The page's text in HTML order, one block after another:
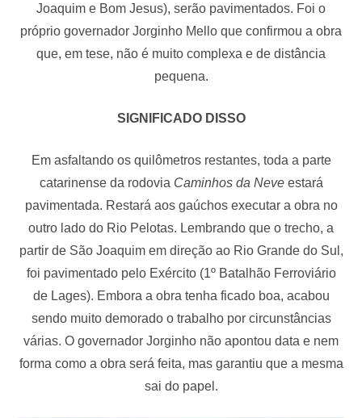
Joaquim e Bom Jesus), serão pavimentados. Foi o
próprio governador Jorginho Mello que confirmou a obra
que, em tese, não é muito complexa e de distância
pequena.
SIGNIFICADO DISSO
Em asfaltando os quilômetros restantes, toda a parte
catarinense da rodovia Caminhos da Neveestará
pavimentada. Restará aos gaúchos executar a obra no
outro lado do Rio Pelotas. Lembrando que o trecho, a
partir de São Joaquim em direção ao Rio Grande do Sul,
foi pavimentado pelo Exército (1º Batalhão Ferroviário
de Lages). Embora a obra tenha ficado boa, acabou
sendo muito demorado o trabalho por circunstâncias
várias. O governador Jorginho não apontou data e nem
forma como a obra será feita, mas garantiu que a mesma
sai do papel.